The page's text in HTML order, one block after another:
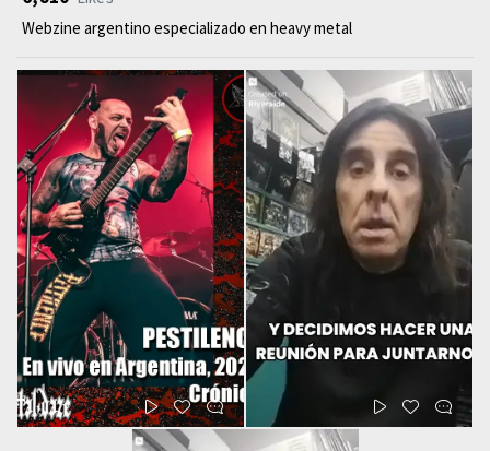
Webzine argentino especializado en heavy metal